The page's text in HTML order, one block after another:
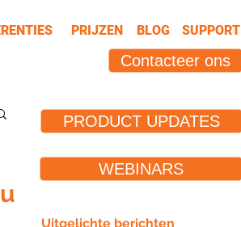
PRIJZEN BLOG SUPPORT
Contacteer ons
PRODUCT UPDATES
WEBINARS
Uitgelichte berichten